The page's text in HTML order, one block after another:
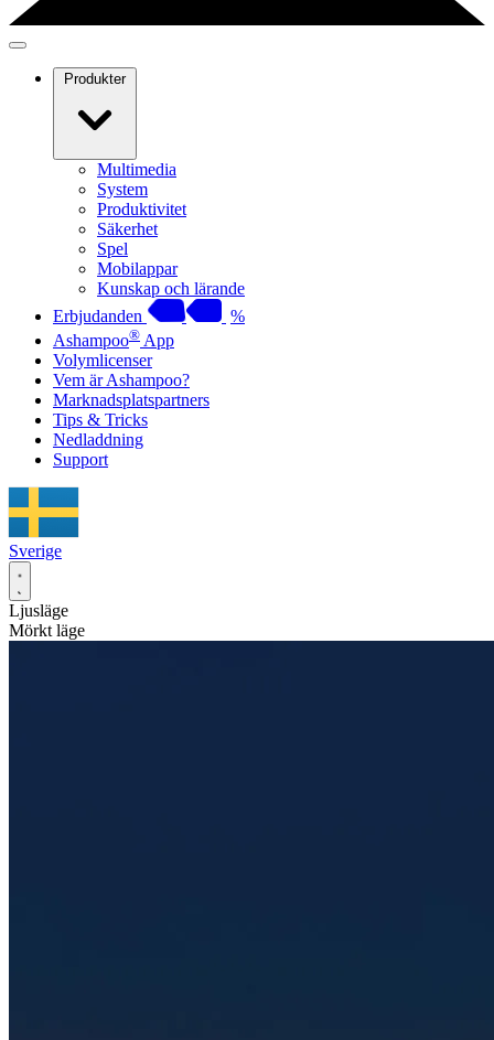
Produkter
Multimedia
System
Produktivitet
Säkerhet
Spel
Mobilappar
Kunskap och lärande
Erbjudanden
%
Ashampoo® App
Volymlicenser
Vem är Ashampoo?
Marknadsplatspartners
Tips & Tricks
Nedladdning
Support
Sverige
Ljusläge
Mörkt läge